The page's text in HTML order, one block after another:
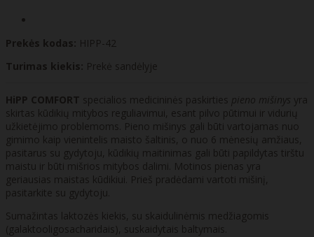
Prekės kodas: HIPP-42
Turimas kiekis: Prekė sandėlyje
HiPP COMFORT specialios medicininės paskirties pieno mišinys yra
skirtas kūdikių mitybos reguliavimui, esant pilvo pūtimui ir vidurių
užkietėjimo problemoms. Pieno mišinys gali būti vartojamas nuo
gimimo kaip vienintelis maisto šaltinis, o nuo 6 mėnesių amžiaus,
pasitarus su gydytoju, kūdikių maitinimas gali būti papildytas tirštu
maistu ir būti mišrios mitybos dalimi. Motinos pienas yra
geriausias maistas kūdikiui. Prieš pradėdami vartoti mišinį,
pasitarkite su gydytoju.
Sumažintas laktozės kiekis, su skaidulinėmis medžiagomis
(galaktooligosacharidais), suskaidytais baltymais.